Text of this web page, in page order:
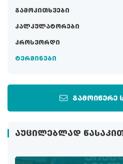
გამოკითხვები
კალკულატორები
კროსვორდი
ტერმინები
გამოიწერე
ᲐᲣᲪᲘᲚᲔᲑᲚᲐᲓ